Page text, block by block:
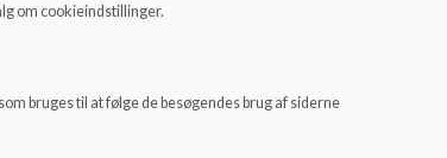
om cookieindstillinger.
bruges til at følge de besøgendes brug af siderne